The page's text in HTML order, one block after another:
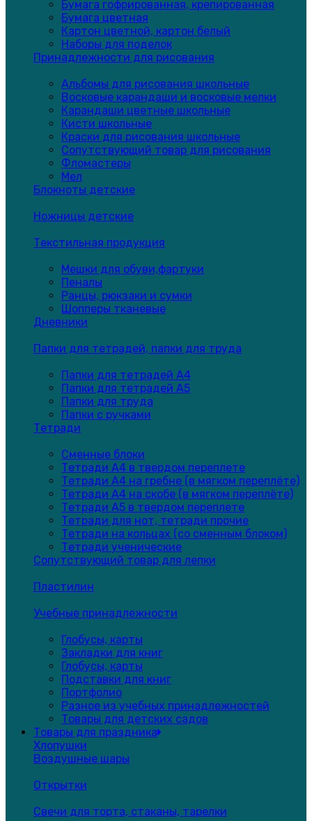
Бумага гофрированная, крепированная
Бумага цветная
Картон цветной, картон белый
Наборы для поделок
Принадлежности для рисования
Альбомы для рисования школьные
Восковые карандаши и восковые мелки
Карандаши цветные школьные
Кисти школьные
Краски для рисования школьные
Сопутствующий товар для рисования
Фломастеры
Мел
Блокноты детские
Ножницы детские
Текстильная продукция
Мешки для обуви,фартуки
Пеналы
Ранцы, рюкзаки и сумки
Шопперы тканевые
Дневники
Папки для тетрадей, папки для труда
Папки для тетрадей А4
Папки для тетрадей А5
Папки для труда
Папки с ручками
Тетради
Сменные блоки
Тетради А4 в твердом переплете
Тетради А4 на гребне (в мягком переплёте)
Тетради А4 на скобе (в мягком переплёте)
Тетради А5 в твердом переплете
Тетради для нот, тетради прочие
Тетради на кольцах (со сменным блоком)
Тетради ученические
Сопутствующий товар для лепки
Пластилин
Учебные принадлежности
Глобусы, карты
Закладки для книг
Глобусы, карты
Подставки для книг
Портфолио
Разное из учебных принадлежностей
Товары для детских садов
Товары для праздника
Хлопушки
Воздушные шары
Открытки
Свечи для торта, стаканы, тарелки